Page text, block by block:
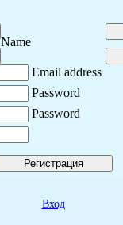
Name
Email address
Password
Password
Регистрация
Вход